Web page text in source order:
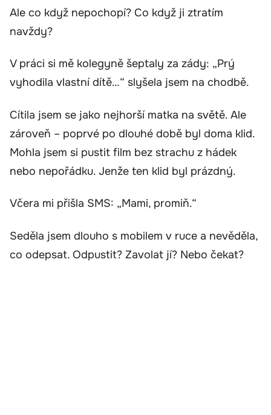
Ale co když nepochopí? Co když ji ztratím
navždy?
V práci si mě kolegyně šeptaly za zády: „Prý
vyhodila vlastní dítě…“ slyšela jsem na chodbě.
Cítila jsem se jako nejhorší matka na světě. Ale
zároveň – poprvé po dlouhé době byl doma klid.
Mohla jsem si pustit film bez strachu z hádek
nebo nepořádku. Jenže ten klid byl prázdný.
Včera mi přišla SMS: „Mami, promiň.“
Seděla jsem dlouho s mobilem v ruce a nevěděla,
co odepsat. Odpustit? Zavolat jí? Nebo čekat?